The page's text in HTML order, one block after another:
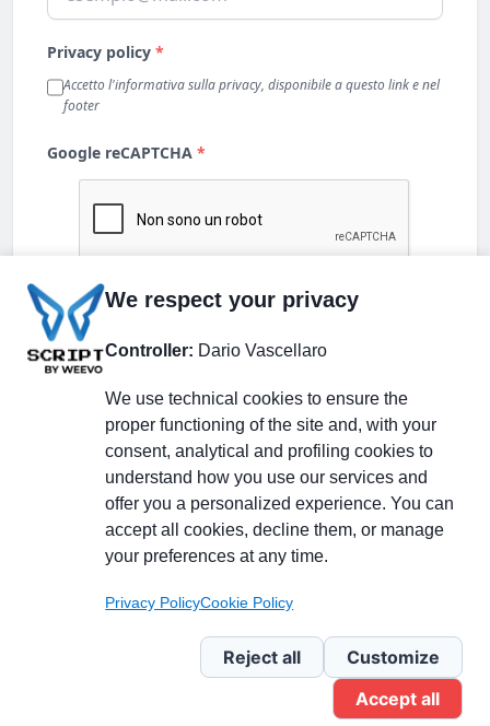
Partecipa alla discussione
Pagina Linkedin
Newsletter Linkedin
We respect your privacy
Controller: Dario Vascellaro
We use technical cookies to ensure the
proper functioning of the site and, with your
consent, analytical and profiling cookies to
understand how you use our services and
offer you a personalized experience. You can
accept all cookies, decline them, or manage
your preferences at any time.
Privacy PolicyCookie Policy
Reject all
Customize
Accept all